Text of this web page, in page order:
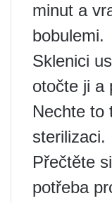
minut a
bobulemi.
Sklenici
otočte ji a
Nechte to
sterilizaci.
Přečtěte
potřeba